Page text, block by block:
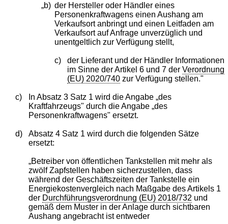
„b) der Hersteller oder Händler eines
Personenkraftwagens einen Aushang am
Verkaufsort anbringt und einen Leitfaden am
Verkaufsort auf Anfrage unverzüglich und
unentgeltlich zur Verfügung stellt,
c)
der Lieferant und der Händler Informationen
im Sinne der Artikel 6 und 7 derVerordnung
(EU) 2020/740 zur Verfügung stellen."
c)
In Absatz 3 Satz 1 wird die Angabe „des
Kraftfahrzeugs" durch die Angabe „des
Personenkraftwagens" ersetzt.
d)
Absatz 4 Satz 1 wird durch die folgenden Sätze
ersetzt:
„Betreiber von öffentlichen Tankstellen mit mehr als
zwölf Zapfstellen haben sicherzustellen, dass
während der Geschäftszeiten der Tankstelle ein
Energiekostenvergleich nach Maßgabe des Artikels 1
der Durchführungsverordnung (EU) 2018/732 und
gemäß dem Muster in der Anlage durch sichtbaren
Aushang angebracht ist entweder